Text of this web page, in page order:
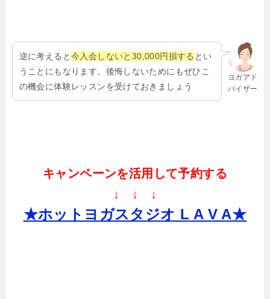
ヨガアド
バイザー
逆に考えると今入会しないと30,000円損する とい
うことにもなります。後悔しないためにもぜひこ
の機会に体験レッスンを受けておきましょう
キャンペーンを活用して予約する
↓ ↓ ↓
★ホットヨガスタジオ L A V A★